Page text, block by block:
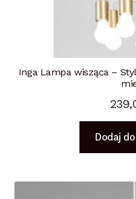
Inga Lampa wisząca –
Dodaj